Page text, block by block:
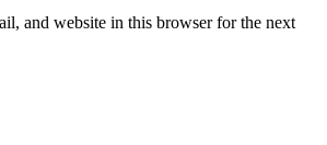
and website in this browser for the next